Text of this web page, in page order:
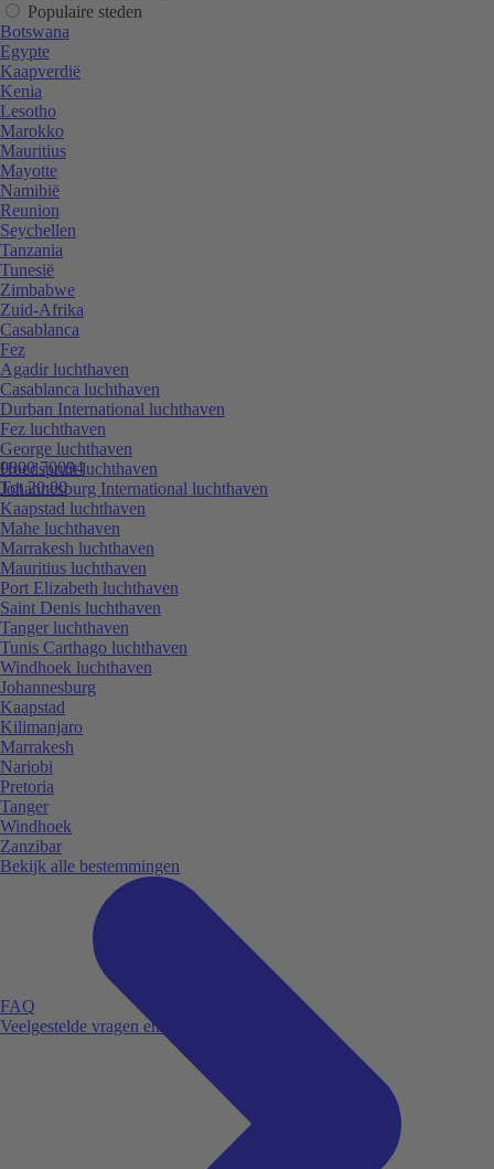
0800 70094
Tot 20:00
FAQ
Veelgestelde vragen en antwoorden.
Populaire steden
Botswana
Egypte
Kaapverdië
Kenia
Lesotho
Marokko
Mauritius
Mayotte
Namibië
Reunion
Seychellen
Tanzania
Tunesië
Zimbabwe
Zuid-Afrika
Casablanca
Fez
Agadir luchthaven
Casablanca luchthaven
Durban International luchthaven
Fez luchthaven
George luchthaven
Hoedspruit luchthaven
Johannesburg International luchthaven
Kaapstad luchthaven
Mahe luchthaven
Marrakesh luchthaven
Mauritius luchthaven
Port Elizabeth luchthaven
Saint Denis luchthaven
Tanger luchthaven
Tunis Carthago luchthaven
Windhoek luchthaven
Johannesburg
Kaapstad
Kilimanjaro
Marrakesh
Nariobi
Pretoria
Tanger
Windhoek
Zanzibar
Bekijk alle bestemmingen